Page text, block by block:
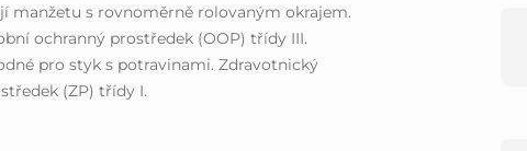
manžetu s rovnoměrně rolovaným okrajem.
ochranný prostředek (OOP) třídy III.
pro styk s potravinami. Zdravotnický
(ZP) třídy I.